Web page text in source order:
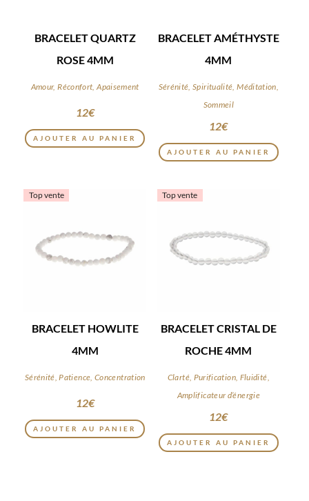
BRACELET QUARTZ
ROSE 4MM
Amour, Réconfort, Apaisement
12€
AJOUTER AU PANIER
BRACELET AMÉTHYSTE
4MM
Sérénité, Spiritualité, Méditation,
Sommeil
12€
AJOUTER AU PANIER
Top vente
BRACELET HOWLITE
4MM
Sérénité, Patience, Concentration
12€
AJOUTER AU PANIER
Top vente
BRACELET CRISTAL DE
ROCHE 4MM
Clarté, Purification, Fluidité,
Amplificateur d’énergie
12€
AJOUTER AU PANIER